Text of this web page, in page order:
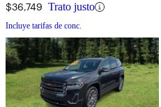
$36,749 Trato justo
Incluye tarifas de conc.